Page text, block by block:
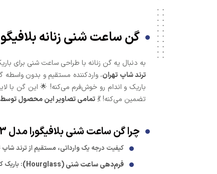
گن ساعت شنی زنانه بلافیگورا مدل 3 قزن فاق زیپدار نیم پا 🩲 | فرم‌دهی
به دنبال یه گن زنانه با طراحی ساعت شنی برای
ترند شاپ تهران
باریک و اندام رو خوش‌فرم می‌کنه! 🌟 این گن با
تضمین می‌کنه! 💃تمامی تصاویر این محصول توسط
چرا گن ساعت شنی بلافیگورا مدل 3 قزن را انتخاب کنید؟ 🤔
کیفیت درجه یک وارداتی، مستقیم از ترند
فرم‌دهی ساعت شنی (Hourglass) : باریک